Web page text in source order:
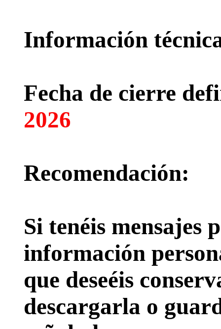
Información
Fecha de cierre
2026
Recomendación:
Si tenéis mensajes
información
que deseéis
descargarla o